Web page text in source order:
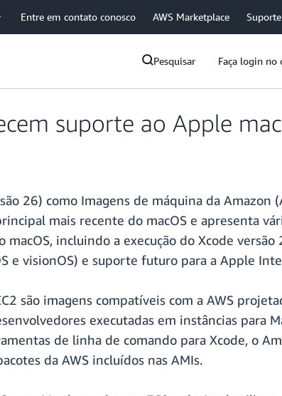
Entre em contato conosco AWS Marketplace Suporte
Pesquisar Faça login no
suporte ao Apple
26) como Imagens de máquina da Amazon
mais recente do macOS e apresenta
incluindo a execução do Xcode
e visionOS) e suporte futuro para a Apple
são imagens compatíveis com a AWS
executadas em instâncias para
de linha de comando para Xcode, o
da AWS incluídos nas AMIs.